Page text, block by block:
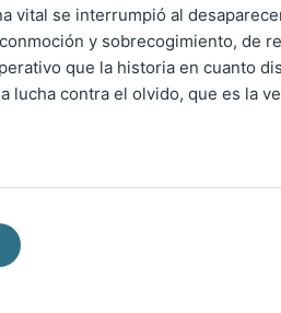
vital se interrumpió al
y sobrecogimiento, de
que la historia en cuanto
lucha contra el olvido, que es la